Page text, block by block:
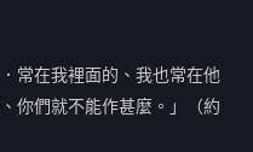
常在我裡面的、我也常在他
你們就不能作甚麼。」（約